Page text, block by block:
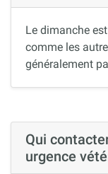
Le dimanche
comme les
généralement
Qui
urgence